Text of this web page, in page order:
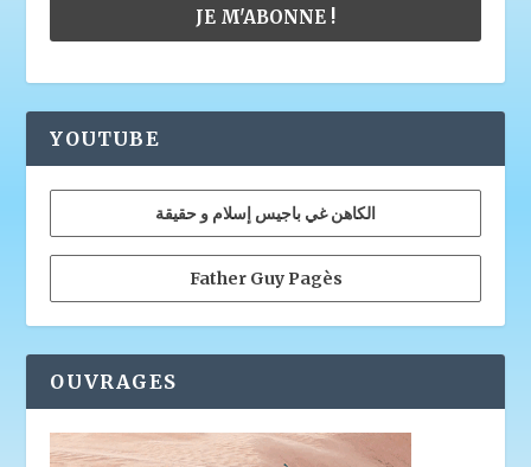
YOUTUBE
الكاهن غي باجيس إسلام و حقيقة
Father Guy Pagès
OUVRAGES